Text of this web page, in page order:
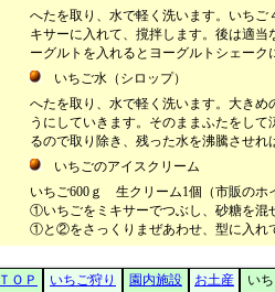
へたを取り、水で軽く洗います。いち
キサーに入れて、撹拌します。後は適
ーグルトを入れるとヨーグルトシェーク
いちご水（シロップ）
へたを取り、水で軽く洗います。大き
うにしていきます。そのままふたをし
るので取り除き、残った水を沸騰させれ
いちごのアイスクリーム
いちご600 ｇ 生クリーム1個（市販の
①いちごをミキサーでつぶし、砂糖を
①と②をさっくりまぜあわせ、型に入れ
ＴＯＰ いちご狩り 園内施設 お土産 い